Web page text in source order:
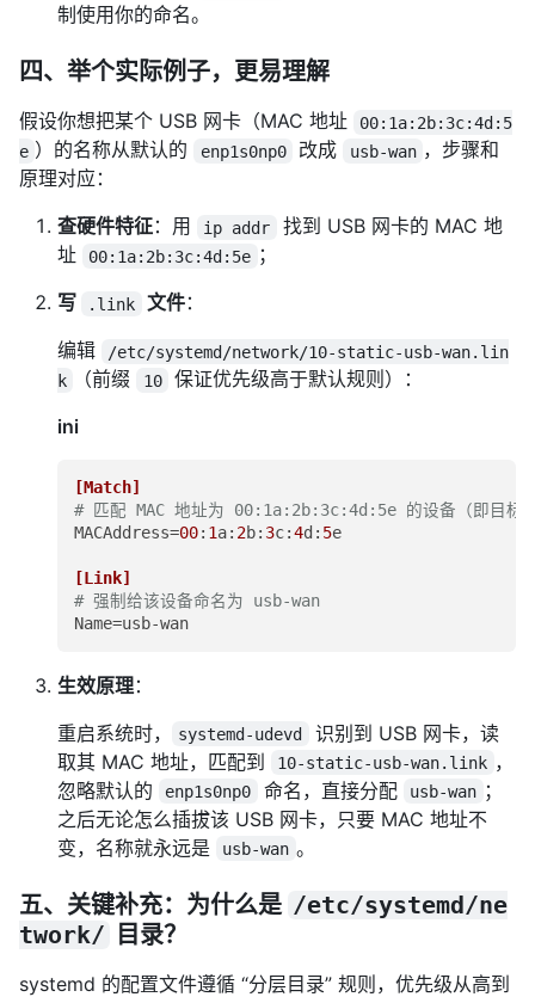
制使用你的命名。
四、举个实际例子，更易理解
假设你想把某个 USB 网卡（MAC 地址
00:1a:2b:3c:4d:5
e ）的名称从默认的 enp1s0np0 改成 usb-wan ，步骤和
原理对应：
查硬件特征：用 ip addr
找到 USB 网卡的 MAC 地
址
00:1a:2b:3c:4d:5e ；
写
.link 文件：
编辑
/etc/systemd/network/10-static-usb-wan.lin
k
（前缀 10
保证优先级高于默认规则）：
ini
[Match]
# 匹配 MAC 地址为 00:1a:2b:3c:4d:5e 的设备（即目标
MACAddress=00: 1a: 2b: 3c:4d: 5e
[Link]
# 强制给该设备命名为 usb-wan
Name
=usb-wan
生效原理：
重启系统时，
systemd-udevd
识别到 USB 网卡，读
取其 MAC 地址，匹配到
10-static-usb-wan.link ，
忽略默认的
enp1s0np0 命名，直接分配 usb-wan ；
之后无论怎么插拔该 USB 网卡，只要 MAC 地址不
变，名称就永远是
usb-wan 。
五、关键补充：为什么是 /etc/systemd/ne
twork/
目录？
systemd 的配置文件遵循 “分层目录” 规则，优先级从高到